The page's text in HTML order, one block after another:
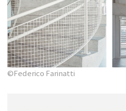
©Federico Farinatti​